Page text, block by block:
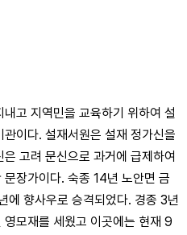
고 지역민을 교육하기 위하여 설
이다. 설재서원은 설재 정가신을
고려 문신으로 과거에 급제하여
장가이다. 숙종 14년 노안면 금
에 향사우로 승격되었다. 경종 3년
모재를 세웠고 이곳에는 현재 9